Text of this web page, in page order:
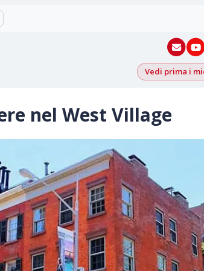
Vedi prima i
nel West Village